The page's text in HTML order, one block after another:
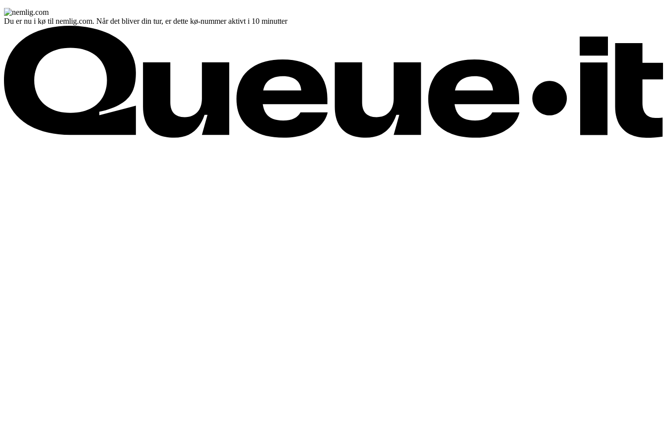
Du er nu i kø til nemlig.com. Når det bliver din tur, er dette kø-nummer aktivt i 10 minutter